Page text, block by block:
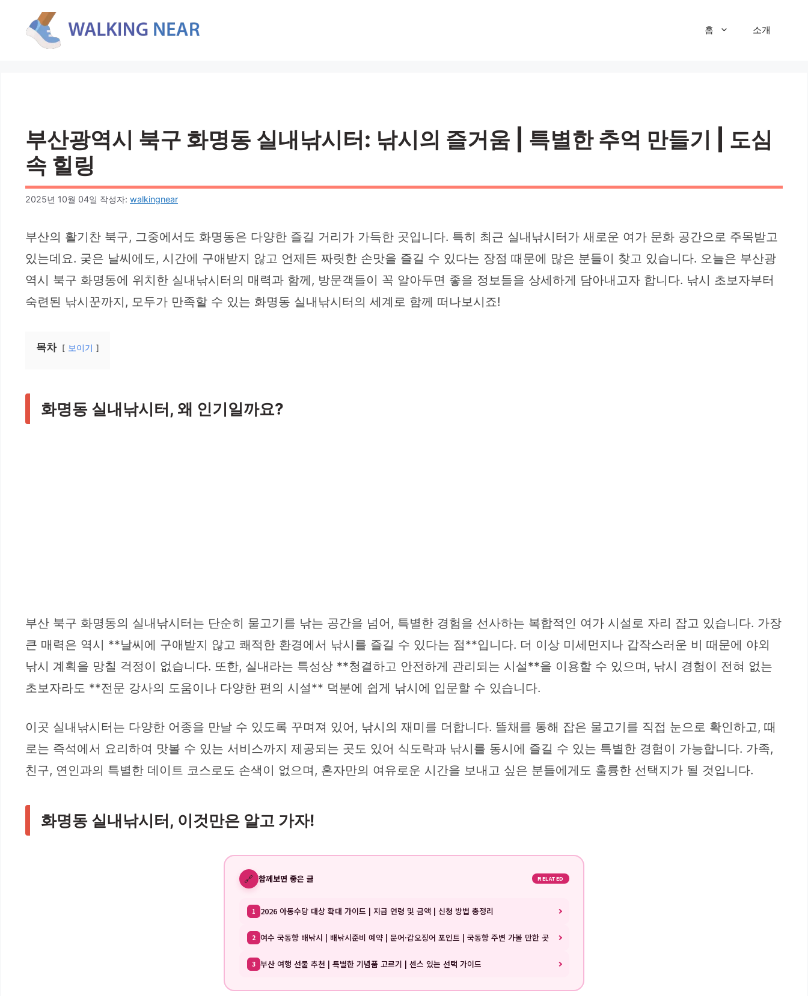
홈 소개
부산광역시 북구 화명동 실내낚시터: 낚시의 즐거움 | 특별한 추억 만들기 | 도심
속 힐링
2025년 10월 04일 작성자: walkingnear
부산의 활기찬 북구, 그중에서도 화명동은 다양한 즐길 거리가 가득한 곳입니다. 특히 최근 실내낚시터가 새로운 여가 문화 공간으로 주목받고
있는데요. 궂은 날씨에도, 시간에 구애받지 않고 언제든 짜릿한 손맛을 즐길 수 있다는 장점 때문에 많은 분들이 찾고 있습니다. 오늘은 부산광
역시 북구 화명동에 위치한 실내낚시터의 매력과 함께, 방문객들이 꼭 알아두면 좋을 정보들을 상세하게 담아내고자 합니다. 낚시 초보자부터
숙련된 낚시꾼까지, 모두가 만족할 수 있는 화명동 실내낚시터의 세계로 함께 떠나보시죠!
목차 보이기
화명동 실내낚시터, 왜 인기일까요?
부산 북구 화명동의 실내낚시터는 단순히 물고기를 낚는 공간을 넘어, 특별한 경험을 선사하는 복합적인 여가 시설로 자리 잡고 있습니다. 가장
큰 매력은 역시 **날씨에 구애받지 않고 쾌적한 환경에서 낚시를 즐길 수 있다는 점**입니다. 더 이상 미세먼지나 갑작스러운 비 때문에 야외
낚시 계획을 망칠 걱정이 없습니다. 또한, 실내라는 특성상 **청결하고 안전하게 관리되는 시설**을 이용할 수 있으며, 낚시 경험이 전혀 없는
초보자라도 **전문 강사의 도움이나 다양한 편의 시설** 덕분에 쉽게 낚시에 입문할 수 있습니다.
이곳 실내낚시터는 다양한 어종을 만날 수 있도록 꾸며져 있어, 낚시의 재미를 더합니다. 뜰채를 통해 잡은 물고기를 직접 눈으로 확인하고, 때
로는 즉석에서 요리하여 맛볼 수 있는 서비스까지 제공되는 곳도 있어 식도락과 낚시를 동시에 즐길 수 있는 특별한 경험이 가능합니다. 가족,
친구, 연인과의 특별한 데이트 코스로도 손색이 없으며, 혼자만의 여유로운 시간을 보내고 싶은 분들에게도 훌륭한 선택지가 될 것입니다.
화명동 실내낚시터, 이것만은 알고 가자!
🔗 함께보면 좋은 글 RELATED
1 2026 아동수당 대상 확대 가이드 | 지급 연령 및 금액 | 신청 방법 총정리
2 여수 국동항 배낚시 | 배낚시준비 예약 | 문어·갑오징어 포인트 | 국동항 주변 가볼 만한 곳
3 부산 여행 선물 추천 | 특별한 기념품 고르기 | 센스 있는 선택 가이드